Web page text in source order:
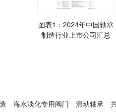
图表1：2024年中国轴承
制造行业上市公司汇总
海水淡化专用阀门 滑动轴承